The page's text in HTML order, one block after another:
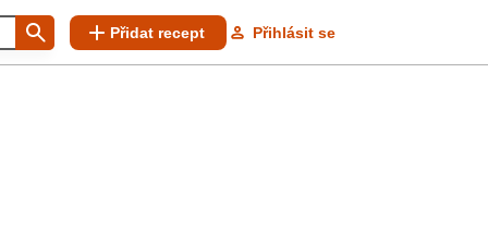
Přidat recept Přihlásit se